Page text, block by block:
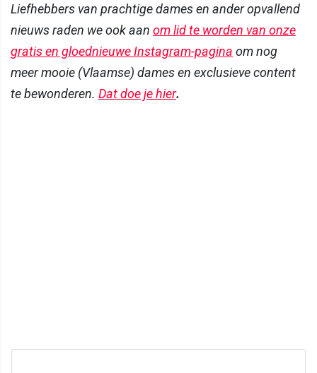
Liefhebbers van prachtige dames en ander opvallend
nieuws raden we ook aan om lid te worden van onze
gratis en gloednieuwe Instagram-pagina om nog
meer mooie (Vlaamse) dames en exclusieve content
te bewonderen. Dat doe je hier.